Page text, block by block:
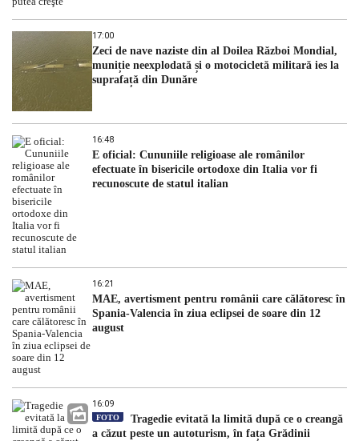
17:00
Zeci de nave naziste din al Doilea Război Mondial,
muniție neexplodată și o motocicletă militară ies la
suprafață din Dunăre
16:48
E oficial: Cununiile religioase ale românilor
efectuate în bisericile ortodoxe din Italia vor fi
recunoscute de statul italian
16:21
MAE, avertisment pentru românii care călătoresc în
Spania-Valencia în ziua eclipsei de soare din 12
august
16:09
FOTO
Tragedie evitată la limită după ce o creangă
a căzut peste un autoturism, în fața Grădinii